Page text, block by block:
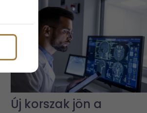
Új korszak jön a